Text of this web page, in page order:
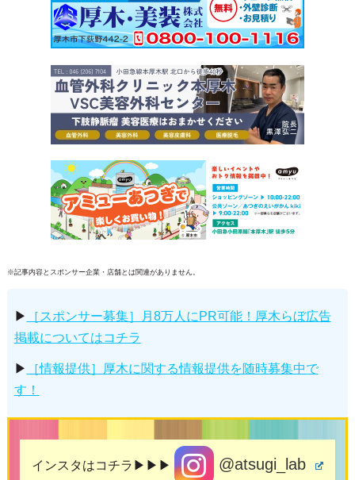
※記事内容とスポンサー企業・店舗とは関連がありません。
▶
［スポンサー募集］月8万人にPR可能！厚木らぼ広告
掲載についてはコチラ
▶
［情報提供］厚木に関する情報提供を随時募集中で
す！